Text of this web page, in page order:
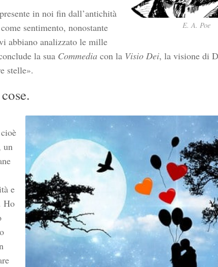
E. A. Poe
in noi fin dall’antichità
sentimento, nonostante
abbiano analizzato le mille
la sua Commediacon la Visio Dei, la visione di
stelle».
un
e
Ho